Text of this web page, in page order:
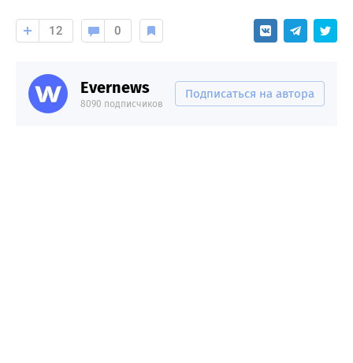
12 0
Evernews
8090 подписчиков
Подписаться на автора